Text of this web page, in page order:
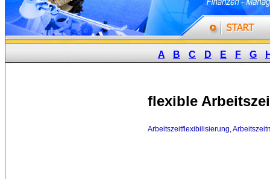
A B C D E F G
flexible
Arbeitszeitflexibilisierung,